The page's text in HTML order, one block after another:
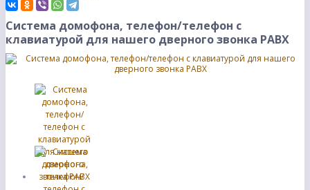
Система домофона, телефон/телефон с
клавиатурой для нашего дверного звонка PABX